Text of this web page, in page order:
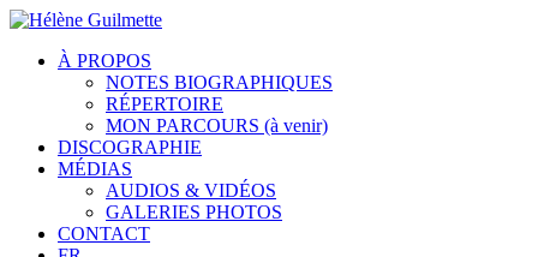
À PROPOS
NOTES BIOGRAPHIQUES
RÉPERTOIRE
MON PARCOURS (à venir)
DISCOGRAPHIE
MÉDIAS
AUDIOS & VIDÉOS
GALERIES PHOTOS
CONTACT